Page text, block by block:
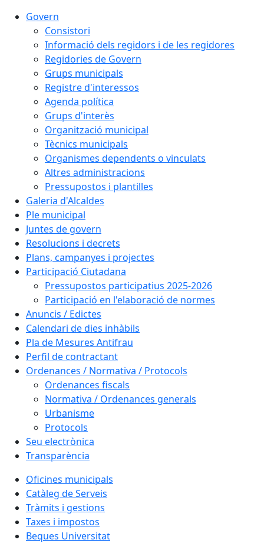
Govern
Consistori
Informació dels regidors i de les regidores
Regidories de Govern
Grups municipals
Registre d'interessos
Agenda política
Grups d'interès
Organització municipal
Tècnics municipals
Organismes dependents o vinculats
Altres administracions
Pressupostos i plantilles
Galeria d'Alcaldes
Ple municipal
Juntes de govern
Resolucions i decrets
Plans, campanyes i projectes
Participació Ciutadana
Pressupostos participatius 2025-2026
Participació en l'elaboració de normes
Anuncis / Edictes
Calendari de dies inhàbils
Pla de Mesures Antifrau
Perfil de contractant
Ordenances / Normativa / Protocols
Ordenances fiscals
Normativa / Ordenances generals
Urbanisme
Protocols
Seu electrònica
Transparència
Oficines municipals
Catàleg de Serveis
Tràmits i gestions
Taxes i impostos
Beques Universitat